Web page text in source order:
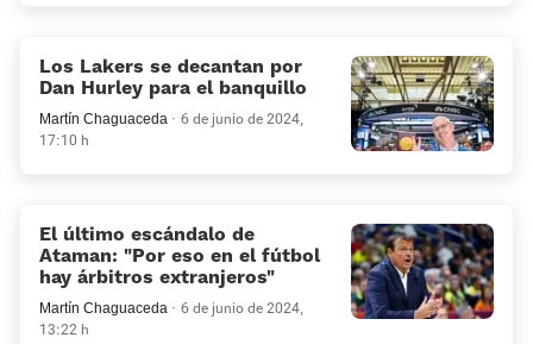
Los Lakers se decantan por
Dan Hurley para el banquillo
Martín Chaguaceda
6 de junio de 2024,
17:10 h
El último escándalo de
Ataman: “Por eso en el fútbol
hay árbitros extranjeros”
Martín Chaguaceda
6 de junio de 2024,
13:22 h